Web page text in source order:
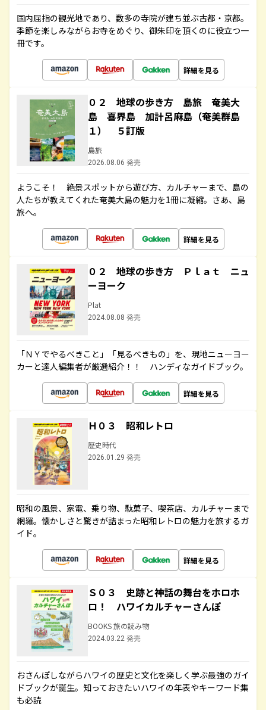
国内屈指の観光地であり、数多の寺院が建ち並ぶ古都・京都。
季節を楽しみながらお寺をめぐり、御朱印を頂くのに役立つ一
冊です。
詳細を見る
０２ 地球の歩き方 島旅 奄美大
島 喜界島 加計呂麻島（奄美群島
１） ５訂版
島旅
2026.08.06 発売
ようこそ！ 絶景スポットから遊び方、カルチャーまで、島の
人たちが教えてくれた奄美大島の魅力を1冊に凝縮。さあ、島
旅へ。
詳細を見る
０２ 地球の歩き方 Ｐｌａｔ ニュ
ーヨーク
Plat
2024.08.08 発売
「ＮＹでやるべきこと」「見るべきもの」を、現地ニューヨー
カーと達人編集者が厳選紹介！！ ハンディなガイドブック。
詳細を見る
Ｈ０３ 昭和レトロ
歴史時代
2026.01.29 発売
昭和の風景、家電、乗り物、駄菓子、喫茶店、カルチャーまで
網羅。懐かしさと驚きが詰まった昭和レトロの魅力を旅するガ
イド。
詳細を見る
Ｓ０３ 史跡と神話の舞台をホロホ
ロ！ ハワイカルチャーさんぽ
BOOKS 旅の読み物
2024.03.22 発売
おさんぽしながらハワイの歴史と文化を楽しく学ぶ最強のガイ
ドブックが誕生。知っておきたいハワイの年表やキーワード集
も必読